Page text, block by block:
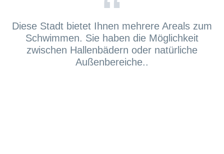
“
Diese Stadt bietet Ihnen mehrere Areals zum
Schwimmen. Sie haben die Möglichkeit
zwischen Hallenbädern oder natürliche
Außenbereiche..